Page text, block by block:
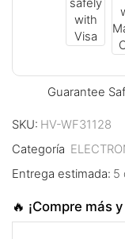
panel
panel
panel
panel
Guarantee
SKU: HV-WF31128
Categoría
Entrega estimada: 5
🔥 ¡Compre más